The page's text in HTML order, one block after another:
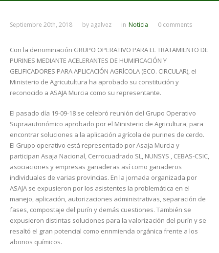
Septiembre 20th, 2018 by agalvez in Noticia 0 comments
Con la denominación GRUPO OPERATIVO PARA EL TRATAMIENTO DE
PURINES MEDIANTE ACELERANTES DE HUMIFICACIÓN Y
GELIFICADORES PARA APLICACIÓN AGRÍCOLA (ECO. CIRCULAR), el
Ministerio de Agricutultura ha aprobado su constitución y
reconocido a ASAJA Murcia como su representante.
El pasado día 19-09-18 se celebró reunión del Grupo Operativo
Supraautonómico aprobado por el Ministerio de Agricultura, para
encontrar soluciones a la aplicación agrícola de purines de cerdo.
El Grupo operativo está representado por Asaja Murcia y
participan Asaja Nacional, Cerrocuadrado SL, NUNSYS , CEBAS-CSIC,
asociaciones y empresas ganaderas así como ganaderos
individuales de varias provincias. En la jornada organizada por
ASAJA se expusieron por los asistentes la problemática en el
manejo, aplicación, autorizaciones administrativas, separación de
fases, compostaje del purín y demás cuestiones. También se
expusieron distintas soluciones para la valorización del purín y se
resaltó el gran potencial como ennmienda orgánica frente a los
abonos químicos.